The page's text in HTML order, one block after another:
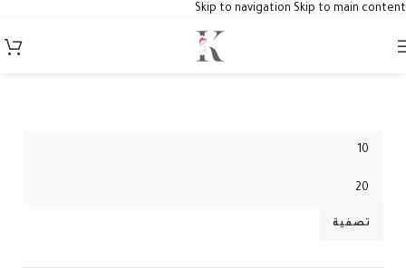
Skip to navigation Skip to main content
تصفية